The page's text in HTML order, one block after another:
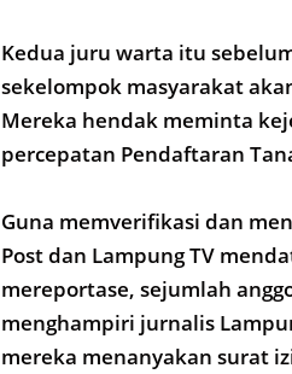
Kedua juru warta itu
sekelompok masyarakat
Mereka hendak meminta
percepatan Pendaftaran
Guna memverifikasi dan
Post dan Lampung TV
mereportase, sejumlah
menghampiri jurnalis
mereka menanyakan surat